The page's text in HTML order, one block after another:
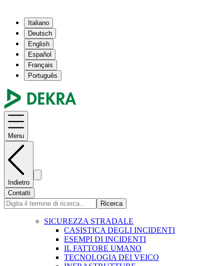
Italiano
Deutsch
English
Español
Français
Português
Menu
Indietro
Contatti
Ricerca
SICUREZZA STRADALE
CASISTICA DEGLI INCIDENTI
ESEMPI DI INCIDENTI
IL FATTORE UMANO
TECNOLOGIA DEI VEICO